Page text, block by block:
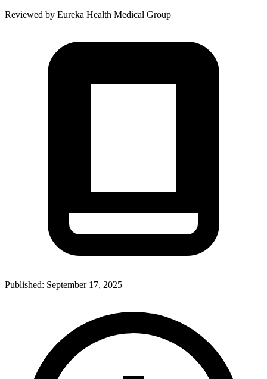
Reviewed by Eureka Health Medical Group
Published: September 17, 2025